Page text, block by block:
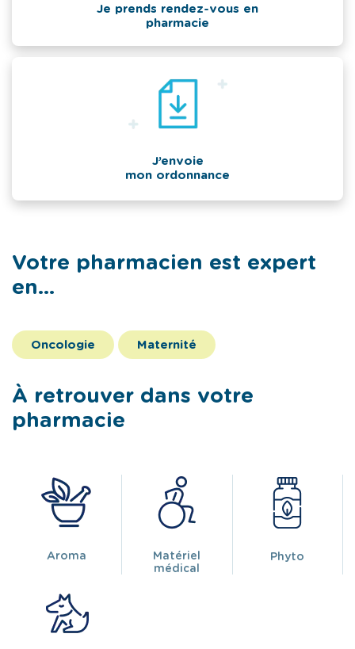
Je prends rendez-vous en
pharmacie
J’envoie
mon ordonnance
Votre pharmacien est expert
en...
Oncologie Maternité
À retrouver dans votre
pharmacie
Aroma
Matériel
médical
Phyto